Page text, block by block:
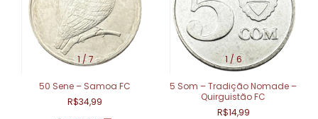
1 /7
50 Sene – Samoa FC
R$34,99
1/ 6
5 Som – Tradição Nomade –
Quirguistão FC
R$14,99